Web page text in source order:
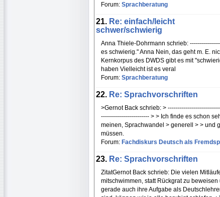
Forum: Sprachberatung
21. Re: einfach/leicht
schwer/schwierig
Anna Thiele-Dohrmann schrieb:
es schwierig." Anna Nein, das geht m. E.
Kernkorpus des DWDS gibt es mit
haben Vielleicht ist es veral
Forum: Sprachberatung
22. Re: Sprachvorschriften
>Gernot Back schrieb: >
------------------------ > > Ich finde es schon
meinen, Sprachwandel > generell > > und
müssen.
Forum: Fachdiskurs Deutsch als
23. Re: Sprachvorschriften
ZitatGernot Back schrieb: Die vielen
mitschwimmen, statt Rückgrat zu
gerade auch ihre Aufgabe als